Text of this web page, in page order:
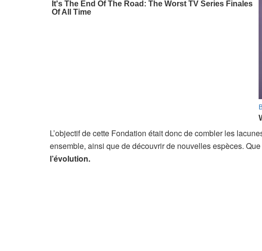
L’objectif de cette Fondation était donc de combler les
ensemble, ainsi que de découvrir de nouvelles espèces. Que
l’évolution.